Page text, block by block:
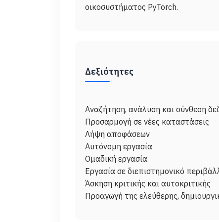
Δεξιότητες
Αναζήτηση, ανάλυση και σύνθεση
Προσαρμογή σε νέες καταστάσεις
Λήψη αποφάσεων
Αυτόνομη εργασία
Ομαδική εργασία
Εργασία σε διεπιστημονικό
Άσκηση κριτικής και αυτοκριτικής